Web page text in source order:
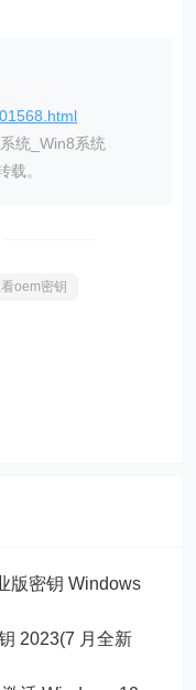
统_Win8系统
载。
oem密钥
版密钥 Windows
2023(7 月全新